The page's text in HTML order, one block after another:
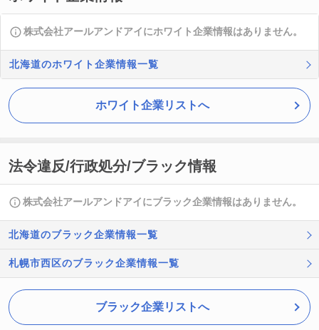
株式会社アールアンドアイにホワイト企業情報はありません。
北海道のホワイト企業情報一覧
ホワイト企業リストへ
法令違反/行政処分/ブラック情報
株式会社アールアンドアイにブラック企業情報はありません。
北海道のブラック企業情報一覧
札幌市西区のブラック企業情報一覧
ブラック企業リストへ